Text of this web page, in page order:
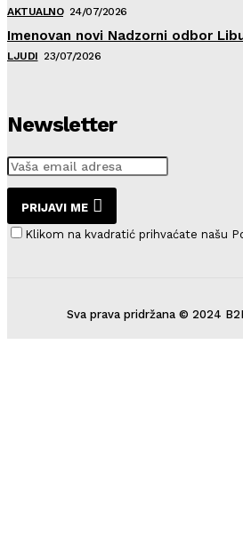
AKTUALNO 24/07/2026
Imenovan novi Nadzorni odbor
LJUDI 23/07/2026
Newsletter
PRIJAVI ME
Klikom na kvadratić prihvaćate našu
Sva prava pridržana © 2024